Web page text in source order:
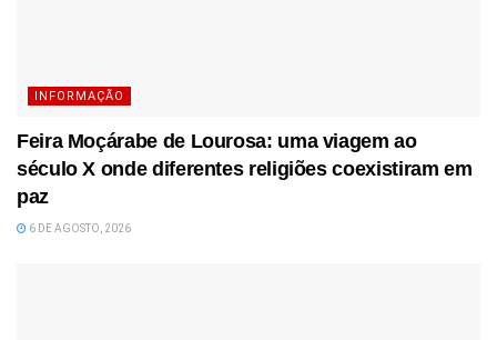
INFORMAÇÃO
Feira Moçárabe de Lourosa: uma viagem ao
século X onde diferentes religiões coexistiram em
paz
6 DE AGOSTO, 2026